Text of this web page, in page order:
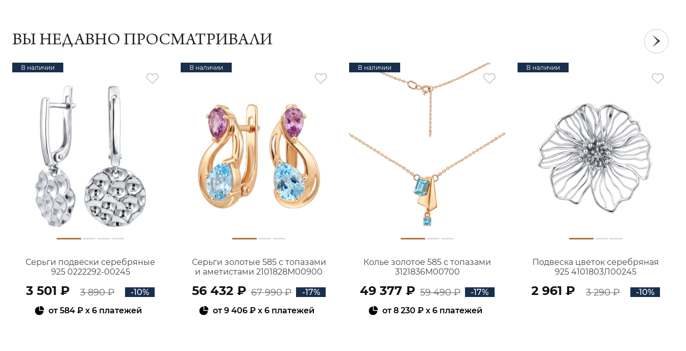
ВЫ НЕДАВНО ПРОСМАТРИВАЛИ
В наличии
Серьги подвески серебряные
925 0222292-00245
3 501 ₽ 3 890 ₽
-10%
от584 ₽ x 6 платежей
В наличии
Серьги золотые 585 с топазами
и аметистами 2101828М00900
56 432 ₽ 67 990 ₽
-17%
от9 406 ₽ x 6 платежей
В наличии
Колье золотое 585 с топазами
3121836М00700
49 377 ₽ 59 490 ₽
-17%
от8 230 ₽x 6 платежей
В наличии
Подвеска цветок серебряная
925 4101803Л00245
2 961 ₽ 3 290 ₽ -10%